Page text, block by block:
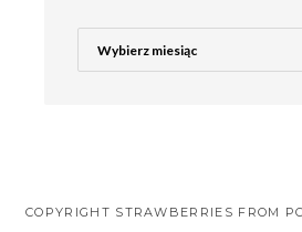
Archiwum
Blogu
COPYRIGHT STRAWBERRIES FROM